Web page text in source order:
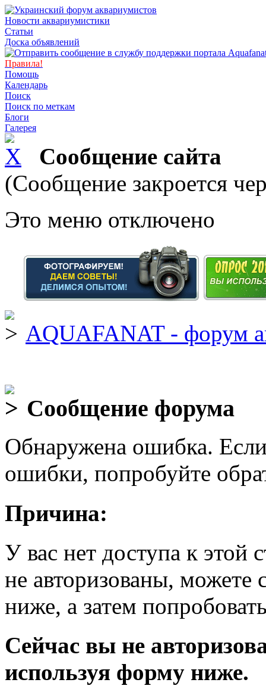
Новости аквариумистики
Статьи
Доска объявлений
Правила!
Помощь
Календарь
Поиск
Поиск по меткам
Блоги
Галерея
Сообщение сайта
(Сообщение закроется
Это меню отключено
AQUAFANAT - форум
Сообщение форума
Обнаружена ошибка.
ошибки, попробуйте
Причина:
У вас нет доступа к
не авторизованы, можете
ниже, а затем
Сейчас вы не
используя форму ниже.